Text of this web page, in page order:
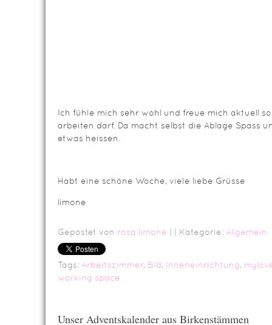
Ich fühle mich sehr wohl und freue mich aktuell
arbeiten darf. Da macht selbst die Ablage Spass
etwas heissen.
Habt eine schöne Woche, viele liebe Grüsse
limone
Gepostet von rosa limone | Kategorie: Allgemein
Tags: Arbeitszimmer, Bild, Inneneinrichtung,
working space
Unser Adventskalender aus Birkenstämmen